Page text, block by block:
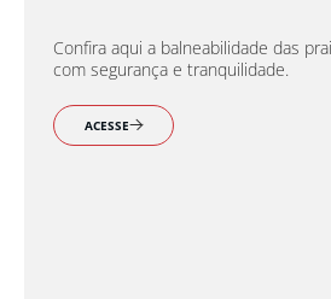
Confira aqui a balneabilidade das
com segurança e tranquilidade.
ACESSE